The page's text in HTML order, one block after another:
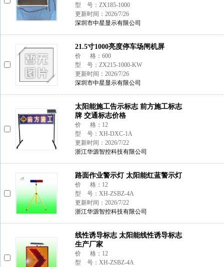
型 号：ZX185-1000
更新时间：2026/7/26
深圳市中星显示有限公司
21.5寸1000亮度停车场闸机屏
价 格：600
型 号：ZX215-1000-KW
更新时间：2026/7/26
深圳市中星显示有限公司
太阳能施工告示标志 前方施工标志
牌 交通标志价格
价 格：12
型 号：XH-DXC-1A
更新时间：2026/7/22
浙江华源智控科技有限公司
路面作业警示灯 太阳能红蓝警示灯
价 格：12
型 号：XH-ZSBZ-4A
更新时间：2026/7/22
浙江华源智控科技有限公司
线性诱导标志 太阳能线性诱导标志
生产厂家
价 格：12
型 号：XH-ZSBZ-4A